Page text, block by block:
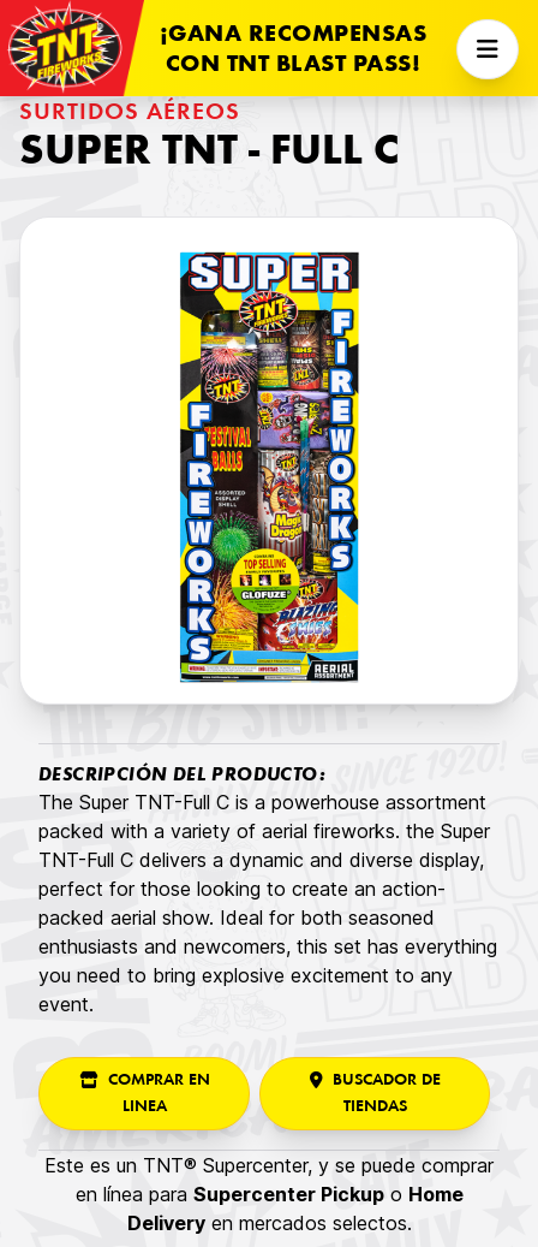
¡GANA RECOMPENSAS
CON TNT BLAST PASS!
SURTIDOS AÉREOS
SUPER TNT - FULL C
DESCRIPCIÓN DEL PRODUCTO:
The Super TNT-Full C is a powerhouse assortment
packed with a variety of aerial fireworks. the Super
TNT-Full C delivers a dynamic and diverse display,
perfect for those looking to create an action-
packed aerial show. Ideal for both seasoned
enthusiasts and newcomers, this set has everything
you need to bring explosive excitement to any
event.
COMPRAR EN
LINEA
BUSCADOR DE
TIENDAS
Este es un TNT® Supercenter, y se puede comprar
en línea para Supercenter Pickupo Home
Deliveryen mercados selectos.